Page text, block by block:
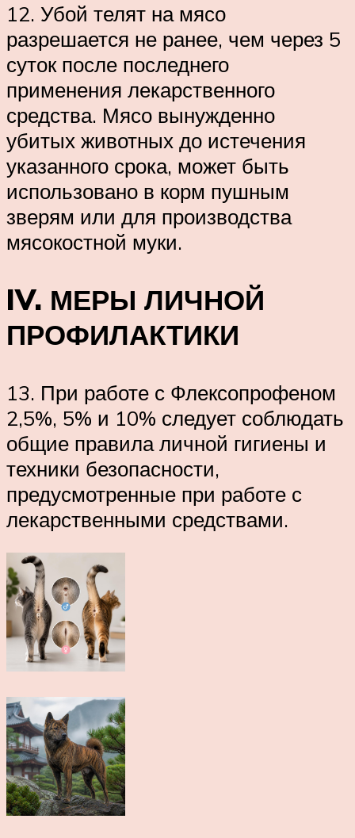
12. Убой телят на мясо
разрешается не ранее, чем через 5
суток после последнего
применения лекарственного
средства. Мясо вынужденно
убитых животных до истечения
указанного срока, может быть
использовано в корм пушным
зверям или для производства
мясокостной муки.
IV. МЕРЫ ЛИЧНОЙ
ПРОФИЛАКТИКИ
13. При работе с Флексопрофеном
2,5%, 5% и 10% следует соблюдать
общие правила личной гигиены и
техники безопасности,
предусмотренные при работе с
лекарственными средствами.